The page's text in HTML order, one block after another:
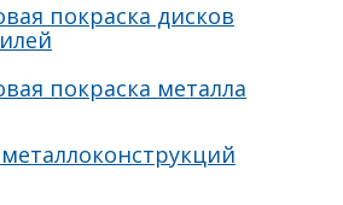
покраска дисков
покраска металла